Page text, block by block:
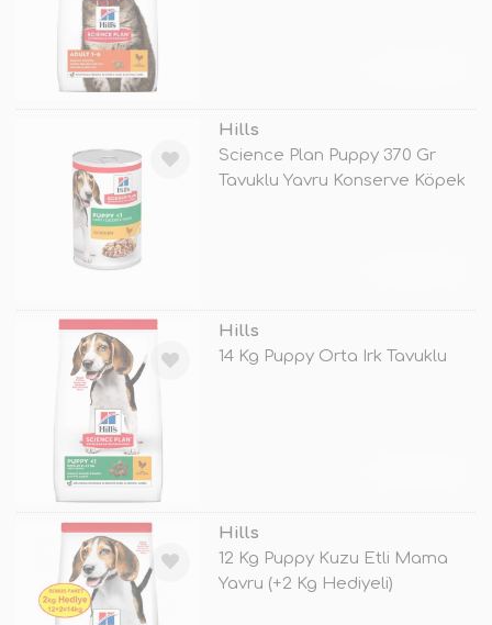
Hills
Science Plan Puppy 370 Gr
Tavuklu Yavru Konserve Köpek
Hills
14 Kg Puppy Orta Irk Tavuklu
Hills
12 Kg Puppy Kuzu Etli Mama
Yavru (+2 Kg Hediyeli)